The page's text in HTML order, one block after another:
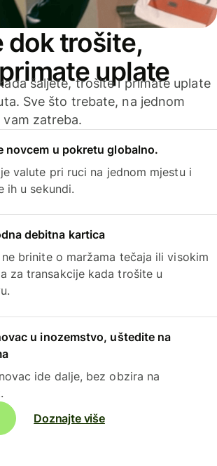
dok trošite,
uplate
šaljete, trošite i primate uplate
Sve što trebate, na jednom
zatreba.
novcem u pokretu globalno.
valute pri ruci na jednom mjestu i
ih u sekundi.
debitna kartica
brinite o maržama tečaja ili visokim
za transakcije kada trošite u
u inozemstvo, uštedite na
ide dalje, bez obzira na
Doznajte više